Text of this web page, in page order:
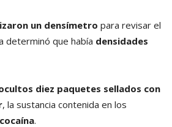
un densímetro para revisar el
determinó que había densidades
diez paquetes sellados con
, la sustancia contenida en los
.